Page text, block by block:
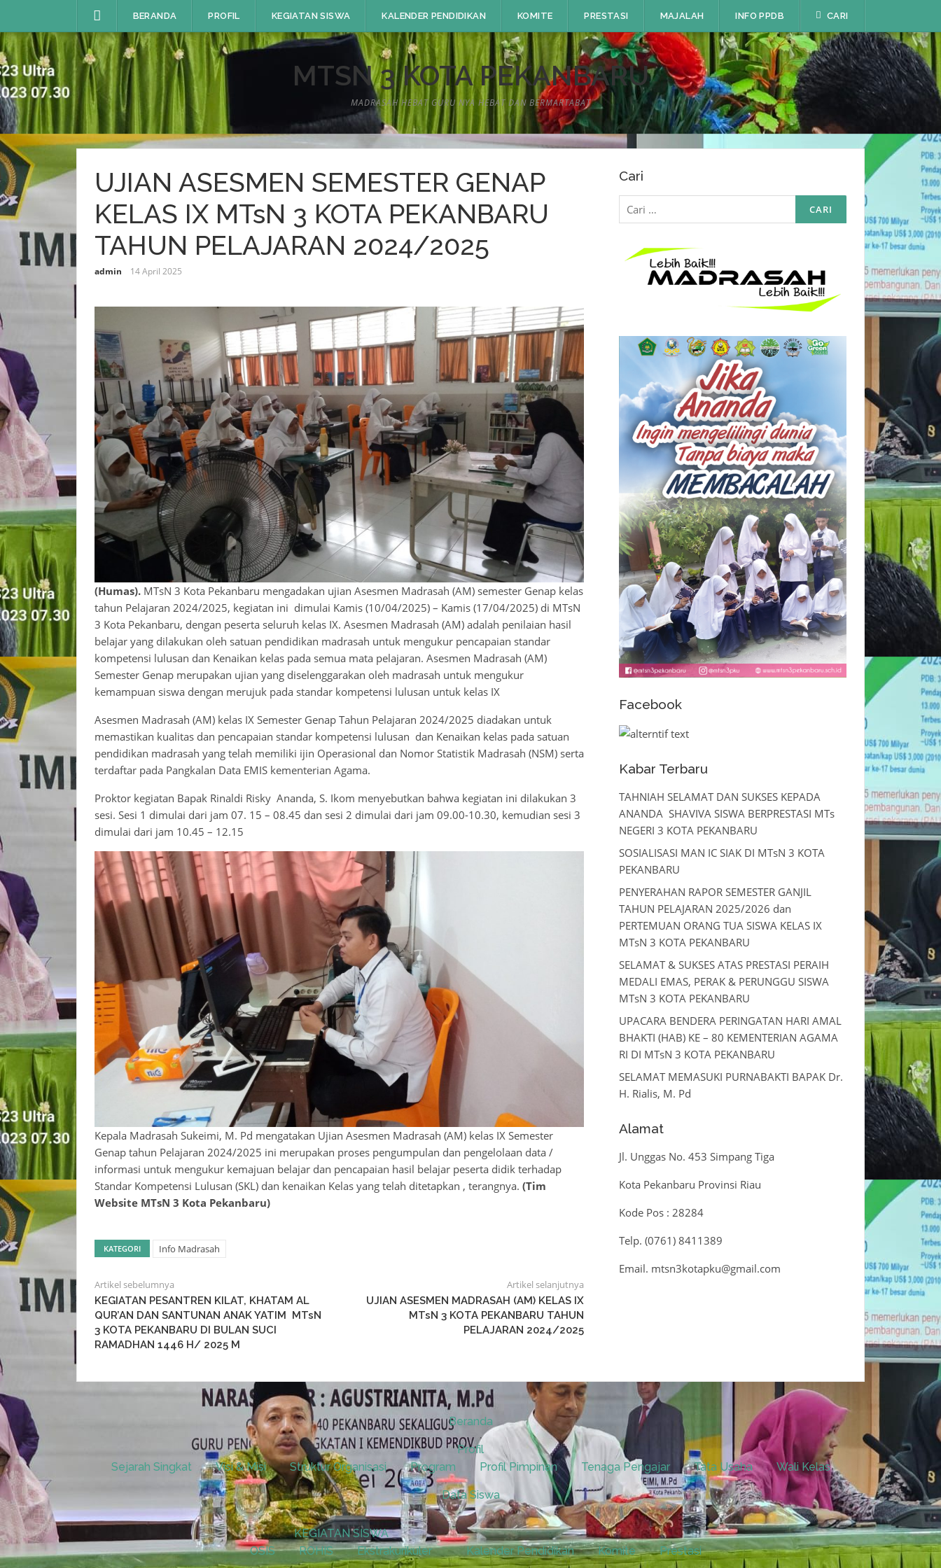
konten
BERANDA PROFIL KEGIATAN SISWA KALENDER PENDIDIKAN KOMITE PRESTASI MAJALAH INFO PPDB CARI
MTSN 3 KOTA PEKANBARU
MADRASAH HEBAT GURU NYA HEBAT DAN BERMARTABAT
UJIAN ASESMEN SEMESTER GENAP
KELAS IX MTsN 3 KOTA PEKANBARU
TAHUN PELAJARAN 2024/2025
admin 14 April 2025
(Humas).MTsN 3 Kota Pekanbaru mengadakan ujian Asesmen Madrasah (AM) semester Genap kelas
tahun Pelajaran 2024/2025, kegiatan ini dimulai Kamis (10/04/2025) – Kamis (17/04/2025) di MTsN
3 Kota Pekanbaru, dengan peserta seluruh kelas IX. Asesmen Madrasah (AM) adalah penilaian hasil
belajar yang dilakukan oleh satuan pendidikan madrasah untuk mengukur pencapaian standar
kompetensi lulusan dan Kenaikan kelas pada semua mata pelajaran. Asesmen Madrasah (AM)
Semester Genap merupakan ujian yang diselenggarakan oleh madrasah untuk mengukur
kemampuan siswa dengan merujuk pada standar kompetensi lulusan untuk kelas IX
Asesmen Madrasah (AM) kelas IX Semester Genap Tahun Pelajaran 2024/2025 diadakan untuk
memastikan kualitas dan pencapaian standar kompetensi lulusan dan Kenaikan kelas pada satuan
pendidikan madrasah yang telah memiliki ijin Operasional dan Nomor Statistik Madrasah (NSM) serta
terdaftar pada Pangkalan Data EMIS kementerian Agama.
Proktor kegiatan Bapak Rinaldi Risky Ananda, S. Ikom menyebutkan bahwa kegiatan ini dilakukan 3
sesi. Sesi 1 dimulai dari jam 07. 15 – 08.45 dan sesi 2 dimulai dari jam 09.00-10.30, kemudian sesi 3
dimulai dari jam 10.45 – 12.15
Kepala Madrasah Sukeimi, M. Pd mengatakan Ujian Asesmen Madrasah (AM) kelas IX Semester
Genap tahun Pelajaran 2024/2025 ini merupakan proses pengumpulan dan pengelolaan data /
informasi untuk mengukur kemajuan belajar dan pencapaian hasil belajar peserta didik terhadap
Standar Kompetensi Lulusan (SKL) dan kenaikan Kelas yang telah ditetapkan , terangnya. (Tim
Website MTsN 3 Kota Pekanbaru)
KATEGORI Info Madrasah
Artikel sebelumnya
KEGIATAN PESANTREN KILAT, KHATAM AL
QUR’AN DAN SANTUNAN ANAK YATIM MTsN
3 KOTA PEKANBARU DI BULAN SUCI
RAMADHAN 1446 H/ 2025 M
Artikel selanjutnya
UJIAN ASESMEN MADRASAH (AM) KELAS IX
MTsN 3 KOTA PEKANBARU TAHUN
PELAJARAN 2024/2025
Cari
Cari
untuk:
Facebook
Kabar Terbaru
TAHNIAH SELAMAT DAN SUKSES KEPADA
ANANDA SHAVIVA SISWA BERPRESTASI MTs
NEGERI 3 KOTA PEKANBARU
SOSIALISASI MAN IC SIAK DI MTsN 3 KOTA
PEKANBARU
PENYERAHAN RAPOR SEMESTER GANJIL
TAHUN PELAJARAN 2025/2026 dan
PERTEMUAN ORANG TUA SISWA KELAS IX
MTsN 3 KOTA PEKANBARU
SELAMAT & SUKSES ATAS PRESTASI PERAIH
MEDALI EMAS, PERAK & PERUNGGU SISWA
MTsN 3 KOTA PEKANBARU
UPACARA BENDERA PERINGATAN HARI AMAL
BHAKTI (HAB) KE – 80 KEMENTERIAN AGAMA
RI DI MTsN 3 KOTA PEKANBARU
SELAMAT MEMASUKI PURNABAKTI BAPAK Dr.
H. Rialis, M. Pd
Alamat
Jl. Unggas No. 453 Simpang Tiga
Kota Pekanbaru Provinsi Riau
Kode Pos : 28284
Telp. (0761) 8411389
Email. mtsn3kotapku@gmail.com
Beranda
Profil
Sejarah Singkat
Visi & Misi Struktur Organisasi Program Profil Pimpinan Tenaga Pengajar Tata Usaha Wali Kelas
Data Siswa
KEGIATAN SISWA
OSIS
ROHIS Ekstrakurikuler Kalender Pendidikan Komite Prestasi